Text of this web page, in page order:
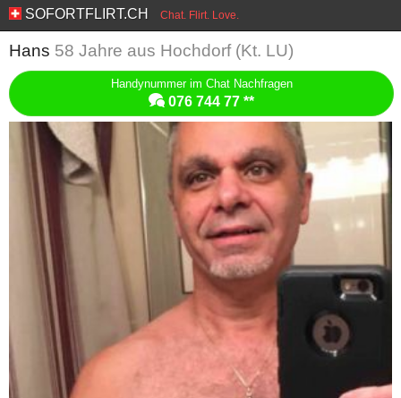
SOFORTFLIRT.CH Chat. Flirt. Love.
Hans 58 Jahre aus Hochdorf (Kt. LU)
Handynummer im Chat Nachfragen
076 744 77 **